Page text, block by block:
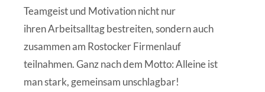
Teamgeist und Motivation nicht nur
ihren Arbeitsalltag bestreiten, sondern auch
zusammen am Rostocker Firmenlauf
teilnahmen. Ganz nach dem Motto: Alleine ist
man stark, gemeinsam unschlagbar!